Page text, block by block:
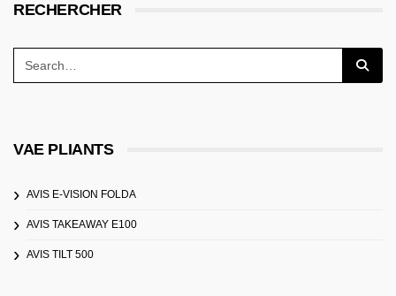
RECHERCHER
VAE PLIANTS
AVIS E-VISION FOLDA
AVIS TAKEAWAY E100
AVIS TILT 500